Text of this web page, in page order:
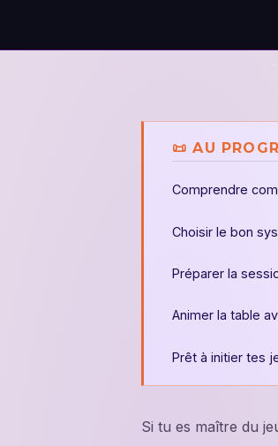
📜 AU
Comprendre
Choisir le bon
Préparer la
Animer la table
Prêt à initier tes
Si tu es maître du